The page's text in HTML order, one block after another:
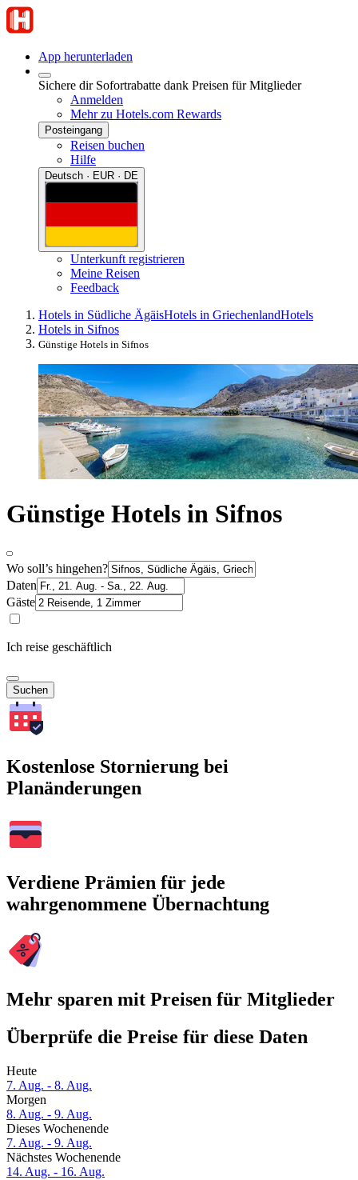
App herunterladen
Sichere dir Sofortrabatte dank Preisen für Mitglieder
Anmelden
Mehr zu Hotels.com Rewards
Posteingang
Reisen buchen
Hilfe
Deutsch · EUR · DE
Unterkunft registrieren
Meine Reisen
Feedback
Hotels in Südliche ÄgäisHotels in GriechenlandHotels
Hotels in Sifnos
Günstige Hotels in Sifnos
Günstige Hotels in Sifnos
Wo soll’s hingehen?
Daten
Gäste
Ich reise geschäftlich
Suchen
Kostenlose Stornierung bei
Planänderungen
Verdiene Prämien für jede
wahrgenommene Übernachtung
Mehr sparen mit Preisen für Mitglieder
Überprüfe die Preise für diese Daten
Heute
7. Aug. - 8. Aug.
Morgen
8. Aug. - 9. Aug.
Dieses Wochenende
7. Aug. - 9. Aug.
Nächstes Wochenende
14. Aug. - 16. Aug.